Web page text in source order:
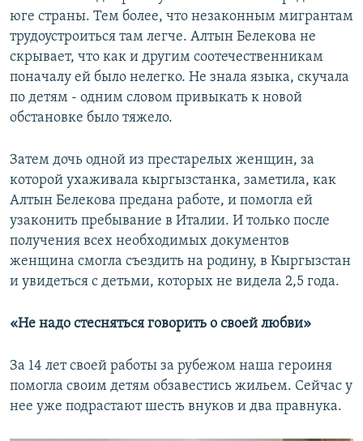
юге страны. Тем более, что незаконным мигрантам
трудоустроиться там легче. Алтын Белекова не
скрывает, что как и другим соотечественникам
поначалу ей было нелегко. Не знала языка, скучала
по детям - одним словом привыкать к новой
обстановке было тяжело.
Затем дочь одной из престарелых женщин, за
которой ухаживала кыргызстанка, заметила, как
Алтын Белекова предана работе, и помогла ей
узаконить пребывание в Италии. И только после
получения всех необходимых документов
женщина смогла съездить на родину, в Кыргызстан
и увидеться с детьми, которых не видела 2,5 года.
«Не надо стесняться говорить о своей любви»
За 14 лет своей работы за рубежом наша героиня
помогла своим детям обзавестись жильем. Сейчас у
нее уже подрастают шесть внуков и два правнука.